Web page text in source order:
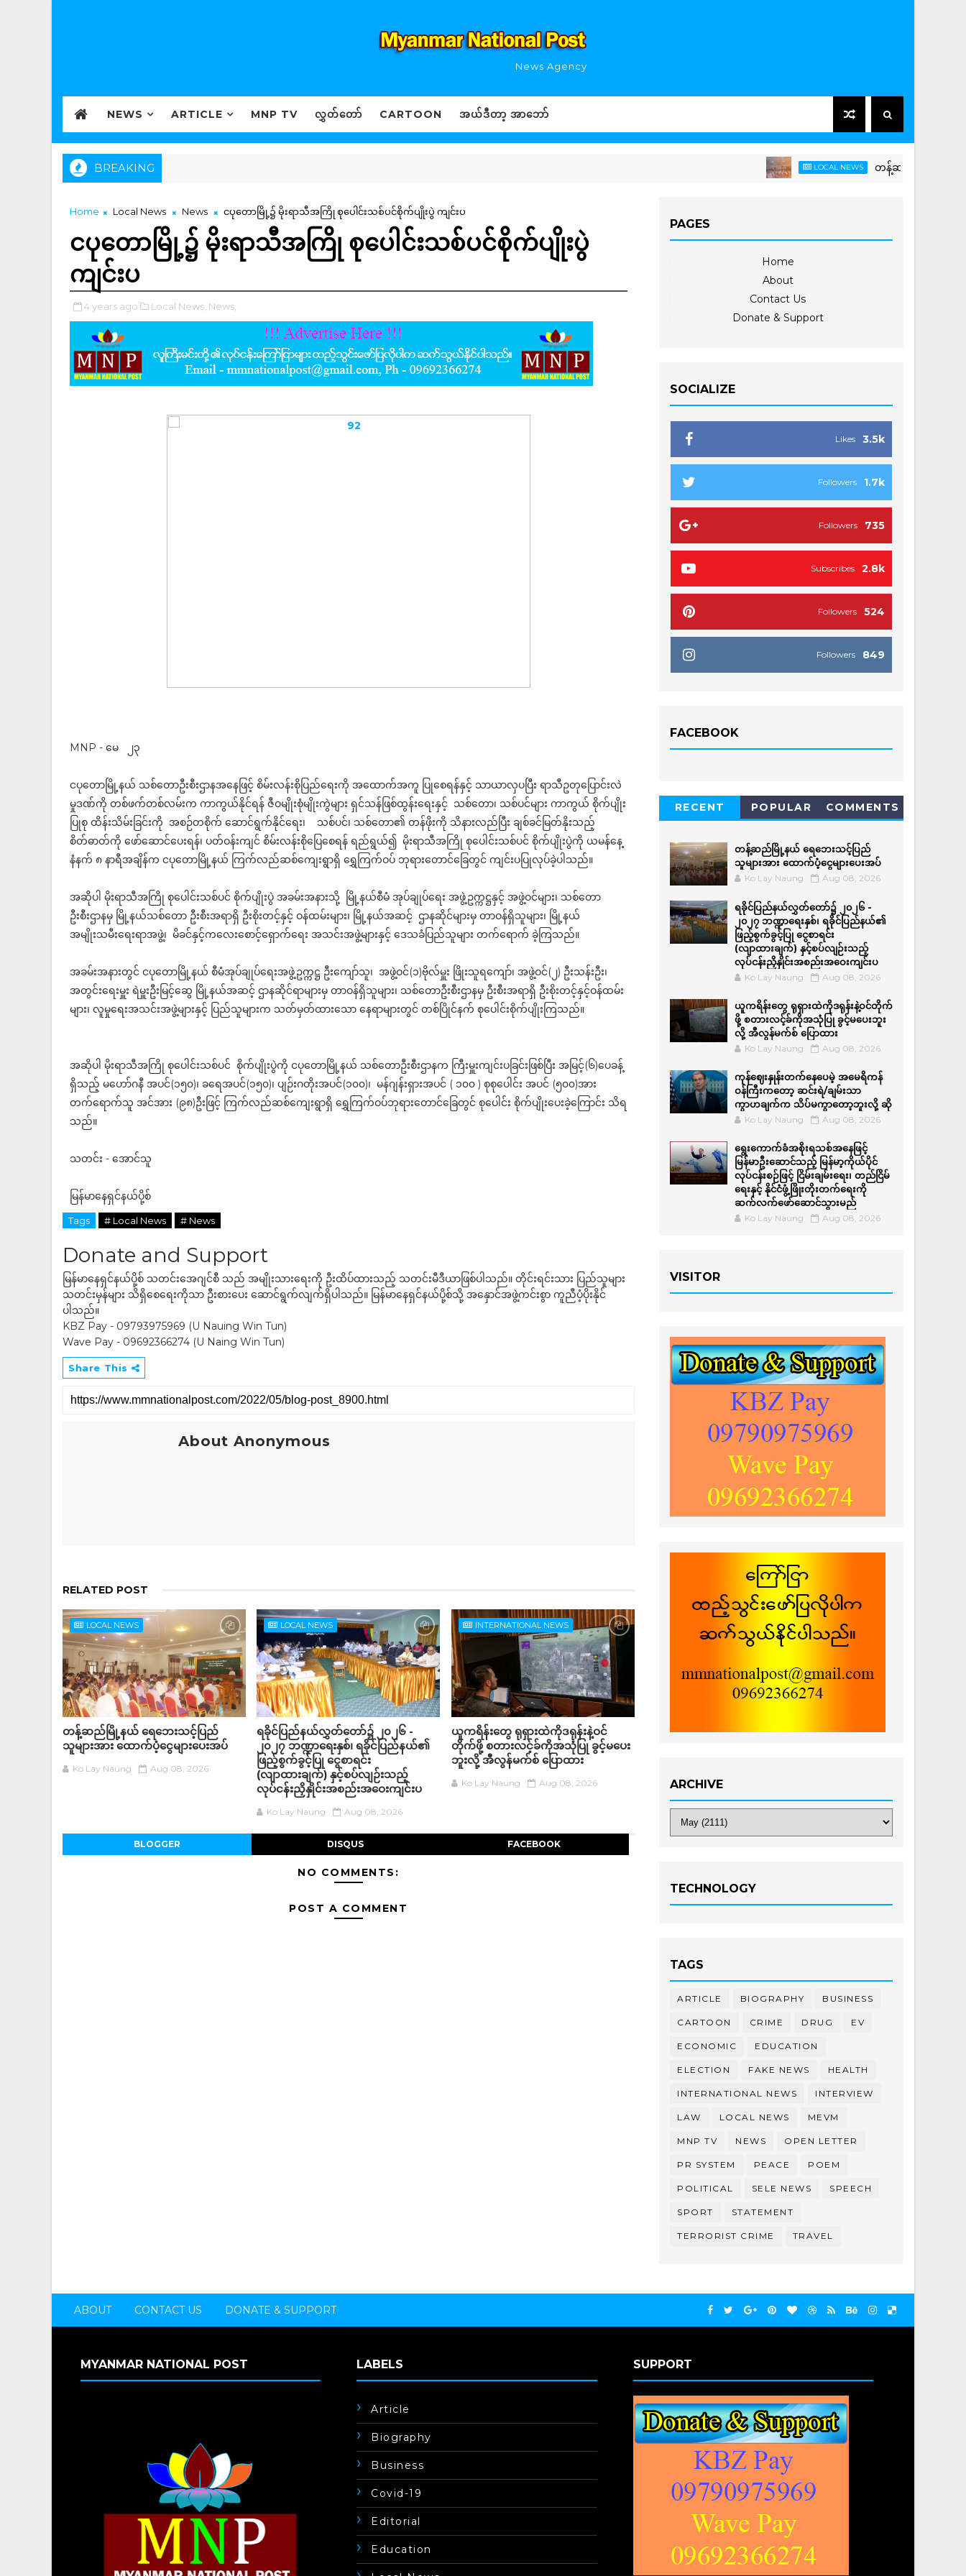
News Agency
NEWS ARTICLE MNP TV လွှတ်တော် CARTOON အယ်ဒီတာ့ အာဘော်
BREAKING LOCAL NEWS တန့်ဆည်မြို့နယ် ရေဘေးသင့်ပ
Home Local News News ငပုတောမြို့၌ မိုးရာသီအကြို စုပေါင်းသစ်ပင်စိုက်ပျိုးပွဲ ကျင်းပ
ငပုတောမြို့၌ မိုးရာသီအကြို စုပေါင်းသစ်ပင်စိုက်ပျိုးပွဲ
ကျင်းပ
4 years ago Local News, News,
MNP - မေ ၂၃
ငပုတောမြို့နယ် သစ်တောဦးစီးဌာနအနေဖြင့် စိမ်းလန်းစိုပြည်ရေးကို အထောက်အကူ ပြုစေရန်နှင့် သာယာလှပပြီး ရာသီဥတုပြောင်းလဲ
မှုဒဏ်ကို တစ်ဖက်တစ်လမ်းက ကာကွယ်နိုင်ရန် ဇီဝမျိုးစုံမျိုးကွဲများ ရှင်သန်ဖြစ်ထွန်းရေးနှင့် သစ်တော၊ သစ်ပင်များ ကာကွယ် စိုက်ပျိုး
ပြုစု ထိန်းသိမ်းခြင်းကို အစဉ်တစိုက် ဆောင်ရွက်နိုင်ရေး၊ သစ်ပင်၊ သစ်တော၏ တန်ဖိုးကို သိနားလည်ပြီး ချစ်ခင်မြတ်နိုးသည့်
စိတ်ဓာတ်ကို ဖော်ဆောင်ပေးရန်၊ ပတ်ဝန်းကျင် စိမ်းလန်းစိုပြေစေရန် ရည်ရွယ်၍ မိုးရာသီအကြို စုပေါင်းသစ်ပင် စိုက်ပျိုးပွဲကို ယမန်နေ့
နံနက် ၈ နာရီအချိန်က ငပုတောမြို့နယ် ကြက်လည်ဆစ်ကျေးရွာရှိ ရွှေကြက်ဝပ် ဘုရားတောင်ခြေတွင် ကျင်းပပြုလုပ်ခဲ့ပါသည်။
အဆိုပါ မိုးရာသီအကြို စုပေါင်းသစ်ပင် စိုက်ပျိုးပွဲ အခမ်းအနားသို့ မြို့နယ်စီမံ အုပ်ချုပ်ရေး အဖွဲ့ဥက္ကဋ္ဌနှင့် အဖွဲ့ဝင်များ၊ သစ်တော
ဦးစီးဌာနမှ မြို့နယ်သစ်တော ဦးစီးအရာရှိ ဦးစိုးတင့်နှင့် ဝန်ထမ်းများ၊ မြို့နယ်အဆင့် ဌာနဆိုင်များမှ တာဝန်ရှိသူများ၊ မြို့နယ်
အမျိုးသမီးရေးရာအဖွဲ့၊ မိခင်နှင့်ကလေးစောင့်ရှောက်ရေး အသင်းအဖွဲ့များနှင့် ဒေသခံပြည်သူများ တက်ရောက် ခဲ့ကြသည်။
အခမ်းအနားတွင် ငပုတောမြို့နယ် စီမံအုပ်ချုပ်ရေးအဖွဲ့ဥက္ကဋ္ဌ ဦးကျော်သူ၊ အဖွဲ့ဝင်(၁)ဗိုလ်မှူး ဖြိုးသူရကျော်၊ အဖွဲ့ဝင်(၂) ဦးသန်းဦး၊
အတွင်းရေးမှူး ရဲမှူးဦးမြင့်ဆွေ မြို့နယ်အဆင့် ဌာနဆိုင်ရာများမှ တာဝန်ရှိသူများ၊ သစ်တောဦးစီးဌာနမှ ဦးစီးအရာရှိ ဦးစိုးတင့်နှင့်ဝန်ထမ်း
များ၊ လူမှုရေးအသင်းအဖွဲ့များနှင့် ပြည်သူများက သတ်မှတ်ထားသော နေရာများတွင် တစ်ပြိုင်နက် စုပေါင်းစိုက်ပျိုးကြသည်။
အဆိုပါ မိုးရာသီအကြို စုပေါင်းသစ်ပင် စိုက်ပျိုးပွဲကို ငပုတောမြို့နယ် သစ်တောဦးစီးဌာနက ကြီးမှူးကျင်းပခြင်းဖြစ်ပြီး အမြင့်(၆)ပေခန့်
ရှိသည့် မဟော်ဂနီ အပင်(၁၅၀)၊ ခရေအပင်(၁၅၀)၊ ပျဉ်းဂတိုးအပင်(၁၀၀)၊ မန်ဂျန်းရှားအပင် ( ၁၀၀ ) စုစုပေါင်း အပင် (၅၀၀)အား
တက်ရောက်သူ အင်အား (၉၈)ဦးဖြင့် ကြက်လည်ဆစ်ကျေးရွာရှိ ရွှေကြက်ဝပ်ဘုရားတောင်ခြေတွင် စုပေါင်း စိုက်ပျိုးပေးခဲ့ကြောင်း သိရ
သည်။
သတင်း - အောင်သူ
မြန်မာနေရှင်နယ်ပို့စ်
Tags # Local News # News
Donate and Support
မြန်မာနေရှင်နယ်ပို့စ် သတင်းအေဂျင်စီ သည် အမျိုးသားရေးကို ဦးထိပ်ထားသည့် သတင်းမီဒီယာဖြစ်ပါသည်။ တိုင်းရင်းသား ပြည်သူများ
သတင်းမှန်များ သိရှိစေရေးကိုသာ ဦးစားပေး ဆောင်ရွက်လျက်ရှိပါသည်။ မြန်မာနေရှင်နယ်ပို့စ်သို့ အနှောင်အဖွဲ့ကင်းစွာ ကူညီပံ့ပိုးနိုင်
ပါသည်။
KBZ Pay - 09793975969 (U Nauing Win Tun)
Wave Pay - 09692366274 (U Naing Win Tun)
Share This
About Anonymous
RELATED POST
LOCAL NEWS
တန့်ဆည်မြို့နယ် ရေဘေးသင့်ပြည်
သူများအား ထောက်ပံ့ငွေများပေးအပ်
Ko Lay Naung Aug 08, 2026
LOCAL NEWS
ရခိုင်ပြည်နယ်လွှတ်တော်၌ ၂၀၂၆ -
၂၀၂၇ ဘဏ္ဍာရေးနှစ်၊ ရခိုင်ပြည်နယ်၏
ဖြည့်စွက်ခွင့်ပြု ငွေစာရင်း
(လျာထားချက်) နှင့်စပ်လျဉ်းသည့်
လုပ်ငန်းညှိနှိုင်းအစည်းအဝေးကျင်းပ
Ko Lay Naung Aug 08, 2026
INTERNATIONAL NEWS
ယူကရိန်းတွေ ရုရှားထဲကိုဒရုန်းနဲ့ဝင်
တိုက်ဖို့ စတားလင့်ခ်ကိုအသုံပြု ခွင့်မပေး
ဘူးလို့ အီလွန်မက်စ် ပြောထား
Ko Lay Naung Aug 08, 2026
BLOGGER DISQUS FACEBOOK
NO COMMENTS:
POST A COMMENT
PAGES
Home
About
Contact Us
Donate & Support
SOCIALIZE
3.5k
Likes
1.7k
Followers
735
Followers
2.8k
Subscribes
524
Followers
849
Followers
FACEBOOK
RECENT POPULAR COMMENTS
တန့်ဆည်မြို့နယ် ရေဘေးသင့်ပြည်
သူများအား ထောက်ပံ့ငွေများပေးအပ်
Ko Lay Naung Aug 08, 2026
ရခိုင်ပြည်နယ်လွှတ်တော်၌ ၂၀၂၆ -
၂၀၂၇ ဘဏ္ဍာရေးနှစ်၊ ရခိုင်ပြည်နယ်၏
ဖြည့်စွက်ခွင့်ပြု ငွေစာရင်း
(လျာထားချက်) နှင့်စပ်လျဉ်းသည့်
လုပ်ငန်းညှိနှိုင်းအစည်းအဝေးကျင်းပ
Ko Lay Naung Aug 08, 2026
ယူကရိန်းတွေ ရုရှားထဲကိုဒရုန်းနဲ့ဝင်တိုက်
ဖို့ စတားလင့်ခ်ကိုအသုံပြု ခွင့်မပေးဘူး
လို့ အီလွန်မက်စ် ပြောထား
Ko Lay Naung Aug 08, 2026
ကုန်ဈေးနှုန်းတက်နေပေမဲ့ အမေရိကန်
ဝန်ကြီးကတော့ ဆင်းရဲ/ချမ်းသာ
ကွာဟချက်က သိပ်မကွာတော့ဘူးလို့ ဆို
Ko Lay Naung Aug 08, 2026
ရွေးကောက်ခံအစိုးရသစ်အနေဖြင့်
မြန်မာဦးဆောင်သည့် မြန်မာ့ကိုယ်ပိုင်
လုပ်ငန်းစဉ်ဖြင့် ငြိမ်းချမ်းရေး၊ တည်ငြိမ်
ရေးနှင့် နိုင်ငံဖွံ့ဖြိုးတိုးတက်ရေးကို
ဆက်လက်ဖော်ဆောင်သွားမည်
Ko Lay Naung Aug 08, 2026
VISITOR
ARCHIVE
TECHNOLOGY
TAGS
ARTICLE BIOGRAPHY BUSINESS
CARTOON CRIME DRUG EV
ECONOMIC EDUCATION
ELECTION FAKE NEWS HEALTH
INTERNATIONAL NEWS INTERVIEW
LAW LOCAL NEWS MEVM
MNP TV NEWS OPEN LETTER
PR SYSTEM PEACE POEM
POLITICAL SELE NEWS SPEECH
SPORT STATEMENT
TERRORIST CRIME TRAVEL
ABOUT CONTACT US DONATE & SUPPORT
MYANMAR NATIONAL POST LABELS
Article
Biography
Business
Covid-19
Editorial
Education
SUPPORT